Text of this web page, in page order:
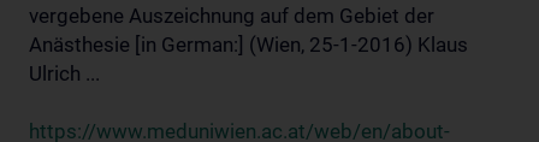
vergebene Auszeichnung auf dem Gebiet der
Anästhesie [in German:] (Wien, 25-1-2016) Klaus
Ulrich ...
https://www.meduniwien.ac.at/web/en/about-